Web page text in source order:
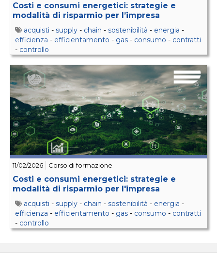
Costi e consumi energetici: strategie e
modalità di risparmio per l’impresa
acquisti - supply - chain - sostenibilità - energia -
efficienza - efficientamento - gas - consumo - contratti
- controllo
11/02/2026 Corso di formazione
Costi e consumi energetici: strategie e
modalità di risparmio per l'impresa
acquisti - supply - chain - sostenibilità - energia -
efficienza - efficientamento - gas - consumo - contratti
- controllo